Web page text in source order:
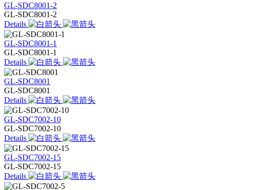
GL-SDC8001-2
GL-SDC8001-2
Details
GL-SDC8001-1
GL-SDC8001-1
Details
GL-SDC8001
GL-SDC8001
Details
GL-SDC7002-10
GL-SDC7002-10
Details
GL-SDC7002-15
GL-SDC7002-15
Details